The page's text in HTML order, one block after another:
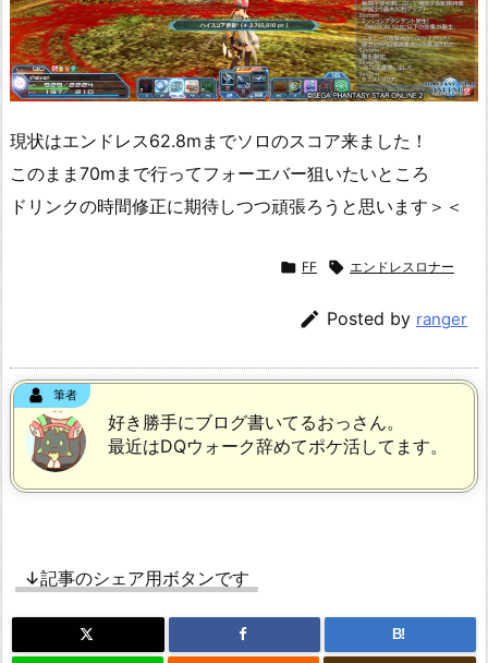
現状はエンドレス62.8mまでソロのスコア来ました！
このまま70mまで行ってフォーエバー狙いたいところ
ドリンクの時間修正に期待しつつ頑張ろうと思います＞＜
 FF  エンドレスロナー
 Posted by ranger
筆者
好き勝手にブログ書いてるおっさん。
最近はDQウォーク辞めてポケ活してます。
↓記事のシェア用ボタンです
B!